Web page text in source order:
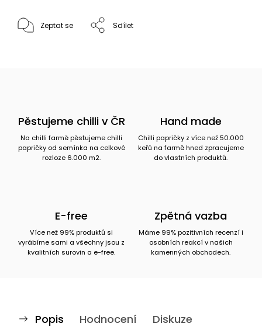
Zeptat se Sdílet
Pěstujeme chilli v ČR
Na chilli farmě pěstujeme chilli
papričky od semínka na celkové
rozloze 6.000 m2.
Hand made
Chilli papričky z více než 50.000
keřů na farmě hned zpracujeme
do vlastních produktů.
E-free
Více než 99% produktů si
vyrábíme sami a všechny jsou z
kvalitních surovin a e-free.
Zpětná vazba
Máme 99% pozitivních recenzí i
osobních reakcí v našich
kamenných obchodech.
Popis Hodnocení Diskuze